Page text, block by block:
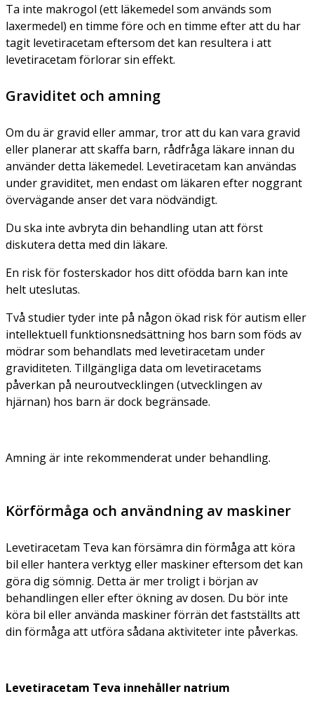
Ta inte makrogol (ett läkemedel som används som
laxermedel) en timme före och en timme efter att du har
tagit levetiracetam eftersom det kan resultera i att
levetiracetam förlorar sin effekt.
Graviditet och amning
Om du är gravid eller ammar, tror att du kan vara gravid
eller planerar att skaffa barn, rådfråga läkare innan du
använder detta läkemedel. Levetiracetam kan användas
under graviditet, men endast om läkaren efter noggrant
övervägande anser det vara nödvändigt.
Du ska inte avbryta din behandling utan att först
diskutera detta med din läkare.
En risk för fosterskador hos ditt ofödda barn kan inte
helt uteslutas.
Två studier tyder inte på någon ökad risk för autism eller
intellektuell funktionsnedsättning hos barn som föds av
mödrar som behandlats med levetiracetam under
graviditeten. Tillgängliga data om levetiracetams
påverkan på neuroutvecklingen (utvecklingen av
hjärnan) hos barn är dock begränsade.
Amning är inte rekommenderat under behandling.
Körförmåga och användning av maskiner
Levetiracetam Teva kan försämra din förmåga att köra
bil eller hantera verktyg eller maskiner eftersom det kan
göra dig sömnig. Detta är mer troligt i början av
behandlingen eller efter ökning av dosen. Du bör inte
köra bil eller använda maskiner förrän det fastställts att
din förmåga att utföra sådana aktiviteter inte påverkas.
Levetiracetam Teva innehåller natrium